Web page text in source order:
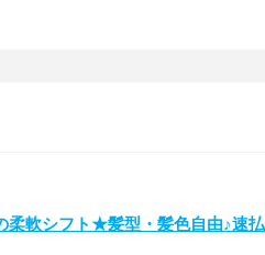
柔軟シフト★髪型・髪色自由♪速払